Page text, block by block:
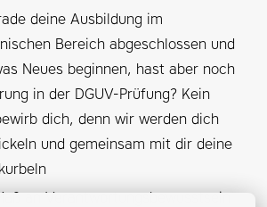
deine Ausbildung im
Bereich abgeschlossen und
Neues beginnen, hast aber noch
in der DGUV-Prüfung? Kein
dich, denn wir werden dich
und gemeinsam mit dir deine
an Verantwortungsbewusstsein